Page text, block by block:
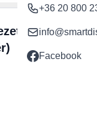
+36 20 800
Facebook
nélküli